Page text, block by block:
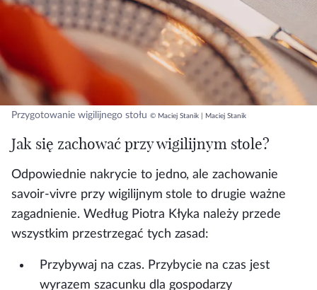
Przygotowanie wigilijnego stołu © Maciej Stanik | Maciej Stanik
Jak się zachować przy wigilijnym stole?
Odpowiednie nakrycie to jedno, ale zachowanie
savoir-vivre przy wigilijnym stole to drugie ważne
zagadnienie. Według Piotra Kłyka należy przede
wszystkim przestrzegać tych zasad:
Przybywaj na czas. Przybycie na czas jest
wyrazem szacunku dla gospodarzy